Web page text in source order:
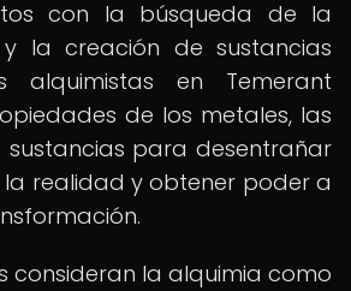
con la búsqueda de la
la creación de sustancias
alquimistas en Temerant
de los metales, las
para desentrañar
la realidad y obtener poder a
consideran la alquimia como